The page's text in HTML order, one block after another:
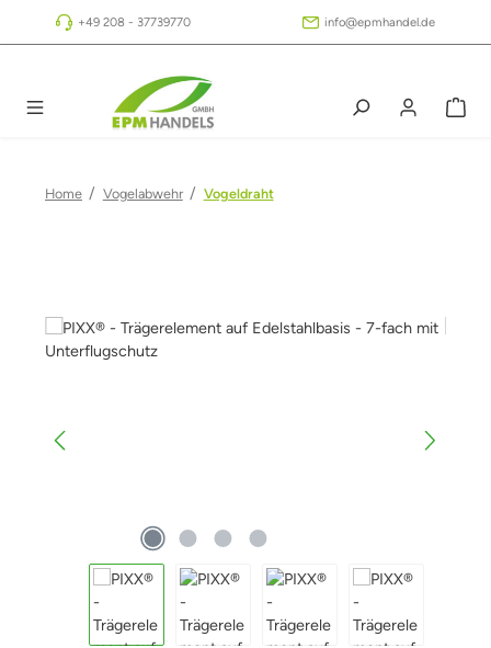
Zum Hauptinhalt springen
+49 208 - 37739770 info@epmhandel.de
Home / Vogelabwehr / Vogeldraht
Bildergalerie überspringen